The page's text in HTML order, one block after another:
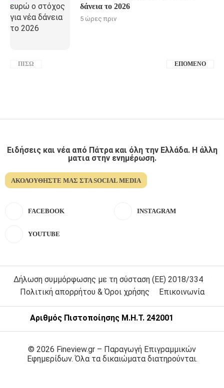
δάνεια το 2026
5 ώρες πριν
ΠΊΣΩ ΕΠΌΜΕΝΟ
Ειδήσεις και νέα από Πάτρα και όλη την Ελλάδα. Η άλλη
ματια στην ενημέρωση.
ΑΚΟΛΟΥΘΉΣΤΕ ΜΑΣ ΣΤΑ SOCIAL MEDIA
FACEBOOK INSTAGRAM
YOUTUBE
Δήλωση συμμόρφωσης με τη σύσταση (ΕΕ) 2018/334
Πολιτική απορρήτου & Όροι χρήσης
Επικοινωνία
Αριθμός Πιστοποίησης Μ.Η.Τ. 242001
© 2026 Fineview.gr – Παραγωγή Επιγραμμικών
Εφημερίδων. Όλα τα δικαιώματα διατηρούνται.